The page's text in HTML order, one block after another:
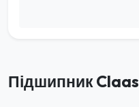
Підшипник Claas